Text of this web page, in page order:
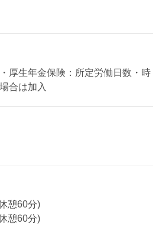
厚生年金保険：所定労働日数・時
合は加入
憩60分)
憩60分)